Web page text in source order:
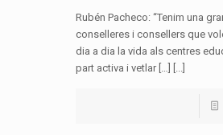
Rubén Pacheco: “Tenim una
conselleres i consellers que
dia a dia la vida als centres
part activa i vetlar […] [...]